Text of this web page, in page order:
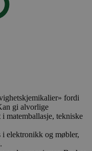
fordi
gi alvorlige
matemballasje, tekniske
i elektronikk og møbler,